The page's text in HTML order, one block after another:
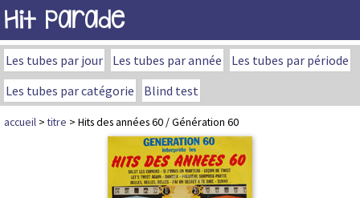
Hit Parade
Les tubes par jour Les tubes par année
Les tubes par période
Les tubes par catégorie
Blind test
accueil >titre > Hits des années 60 / Génération 60